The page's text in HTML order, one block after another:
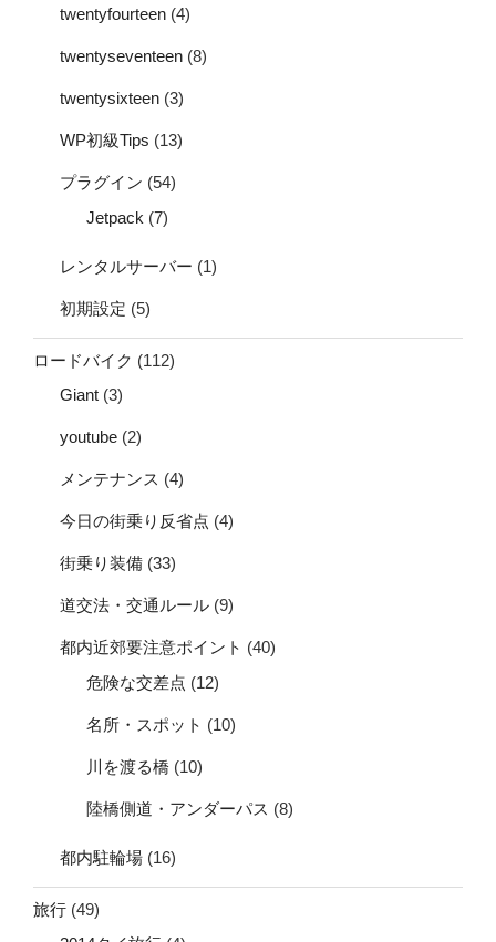
twentyfourteen (4)
twentyseventeen (8)
twentysixteen (3)
WP初級Tips (13)
プラグイン (54)
Jetpack (7)
レンタルサーバー (1)
初期設定 (5)
ロードバイク (112)
Giant (3)
youtube (2)
メンテナンス (4)
今日の街乗り反省点 (4)
街乗り装備 (33)
道交法・交通ルール (9)
都内近郊要注意ポイント (40)
危険な交差点 (12)
名所・スポット (10)
川を渡る橋 (10)
陸橋側道・アンダーパス (8)
都内駐輪場 (16)
旅行 (49)